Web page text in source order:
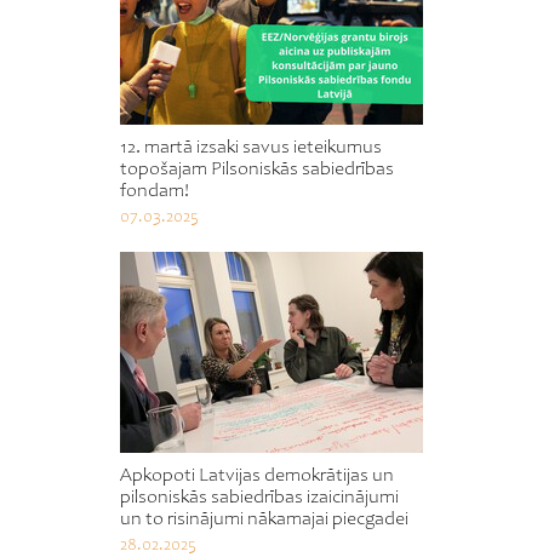
12. martā izsaki savus ieteikumus
topošajam Pilsoniskās sabiedrības
fondam!
07.03.2025
Apkopoti Latvijas demokrātijas un
pilsoniskās sabiedrības izaicinājumi
un to risinājumi nākamajai piecgadei
28.02.2025